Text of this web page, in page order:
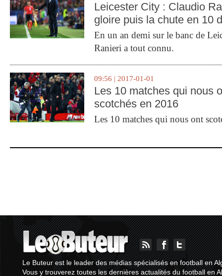
Leicester City : Claudio
gloire puis la chute en 10
En un an demi sur le banc de
Ranieri a tout connu.
09:56 | 2017-01-01
Les 10 matches qui nous
scotchés en 2016
Les 10 matches qui nous ont
Le Buteur est le leader des médias spécialisés en football en
Vous y trouverez toutes les dernières actualités du football en